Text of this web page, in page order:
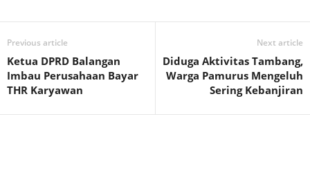
Previous article
Ketua DPRD Balangan
Imbau Perusahaan Bayar
THR Karyawan
Next article
Diduga Aktivitas Tambang,
Warga Pamurus Mengeluh
Sering Kebanjiran